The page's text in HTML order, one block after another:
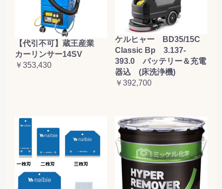
【代引不可】蔵王産業
カーリンサー14SV
￥353,430
ケルヒャー BD35/15C
Classic Bp 3.137-
393.0 バッテリー＆充電
器込 (床洗浄機)
￥392,700